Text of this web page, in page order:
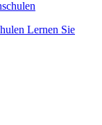
Lernen Sie